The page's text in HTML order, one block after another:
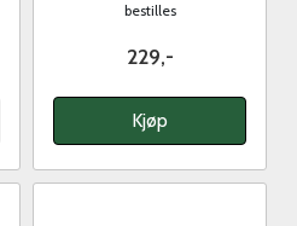
bestilles
229,-
Kjøp